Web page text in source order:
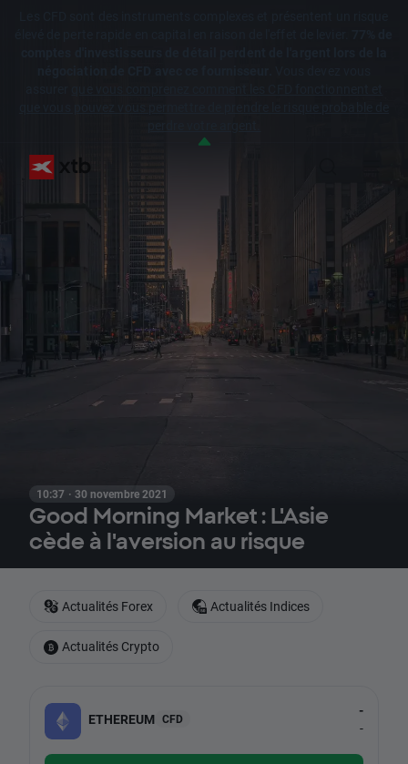
10:37 · 30 novembre 2021
Good Morning Market : L'Asie
cède à l'aversion au risque
ETHEREUM CFD
-
-
Actualités Forex Actualités Indices
Actualités Crypto